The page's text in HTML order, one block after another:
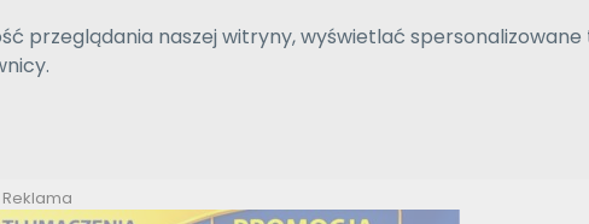
przeglądania naszej witryny, wyświetlać
Typ tłumaczenia
Reklama